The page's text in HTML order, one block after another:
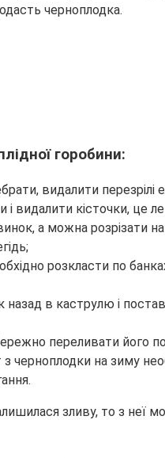
черноплодка.
горобини:
видалити перезрілі
видалити кісточки, це
а можна розрізати
розкласти по
назад в каструлю і
переливати його
на зиму
зливу, то з неї